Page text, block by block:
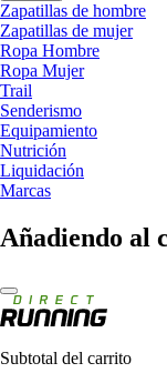
Zapatillas de hombre
Zapatillas de mujer
Ropa Hombre
Ropa Mujer
Trail
Senderismo
Equipamiento
Nutrición
Liquidación
Marcas
Añadiendo al
Subtotal del carrito